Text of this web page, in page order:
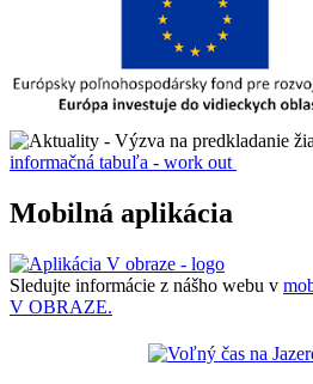
informačná tabuľa - work out
Mobilná aplikácia
Sledujte informácie z nášho webu v
V OBRAZE.